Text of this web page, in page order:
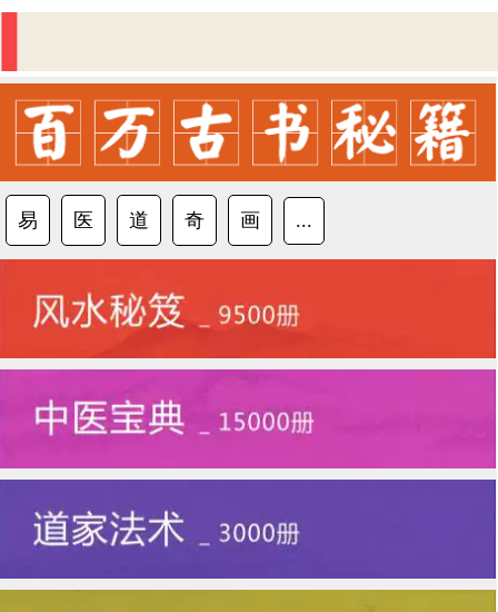
易 医 道 奇 画 ...